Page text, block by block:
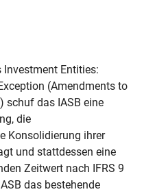
Entities:
(Amendments to
schuf das IASB eine
die
Konsolidierung ihrer
und stattdessen eine
Zeitwert nach IFRS 9
das bestehende